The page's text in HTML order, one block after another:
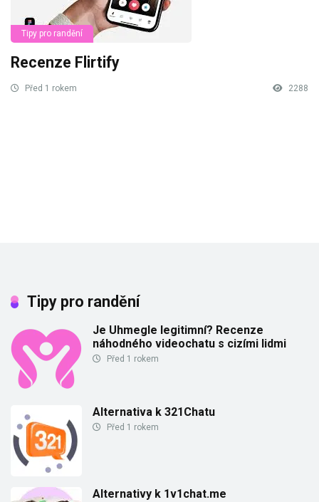
Tipy pro randění
Recenze Flirtify
Před 1 rokem 2288
Tipy pro randění
Je Uhmegle legitimní? Recenze
náhodného videochatu s cizími lidmi
Před 1 rokem
Alternativa k 321Chatu
Před 1 rokem
Alternativy k 1v1chat.me